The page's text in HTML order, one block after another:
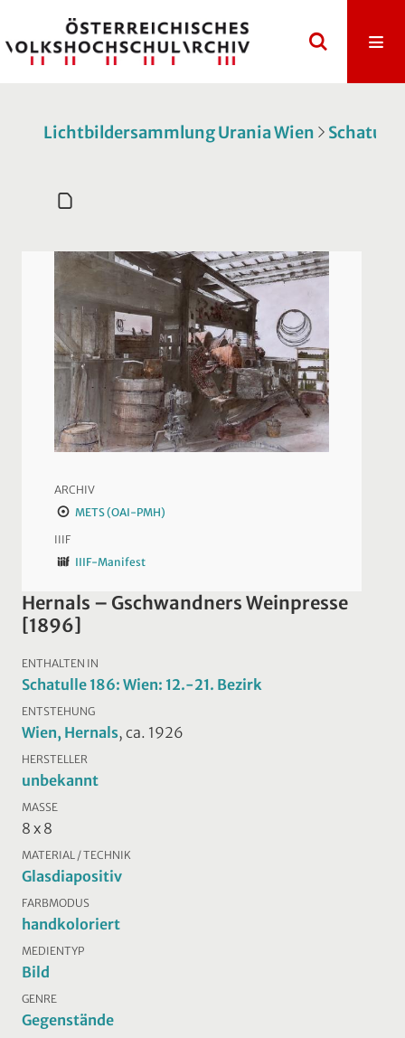
Lichtbildersammlung Urania Wien Schatulle
ARCHIV
METS (OAI-PMH)
IIIF
IIIF-Manifest
Hernals – Gschwandners Weinpresse
[1896]
ENTHALTEN IN
Schatulle 186: Wien: 12.-21. Bezirk
ENTSTEHUNG
Wien, Hernals, ca. 1926
HERSTELLER
unbekannt
MASSE
8 x 8
MATERIAL / TECHNIK
Glasdiapositiv
FARBMODUS
handkoloriert
MEDIENTYP
Bild
GENRE
Gegenstände